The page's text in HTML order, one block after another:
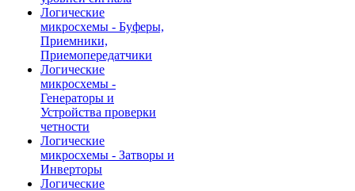
Логические
микросхемы - Буферы,
Приемники,
Приемопередатчики
Логические
микросхемы -
Генераторы и
Устройства проверки
четности
Логические
микросхемы - Затворы и
Инверторы
Логические